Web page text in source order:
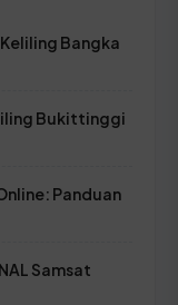
Bangka
Bukittinggi
Panduan
Samsat